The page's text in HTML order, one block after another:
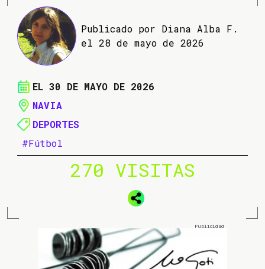
Publicado por Diana Alba F.
el 28 de mayo de 2026
EL 30 DE MAYO DE 2026
NAVIA
DEPORTES
#Fútbol
270 VISITAS